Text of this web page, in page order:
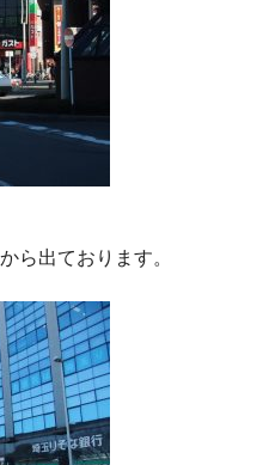
ら出ております。